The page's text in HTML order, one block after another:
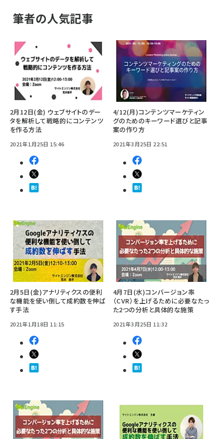
筆者の人気記事
2月12日(金) ウェブサイトのデー
タを解析して戦略的にコンテンツ
を作る方法
2021年1月25日 15:46
4/12(月)コンテンツマーケティン
グのためのキーワード選びと記事
案の作り方
2021年3月25日 22:51
2月5日(金)アナリティクスの便利
な機能を使い倒して成約数を伸ば
す手法
2021年1月18日 11:15
4月7日(水)コンバージョン率
（CVR）を上げるために必要なたっ
た2つの分析と具体的な施策
2021年3月25日 11:32